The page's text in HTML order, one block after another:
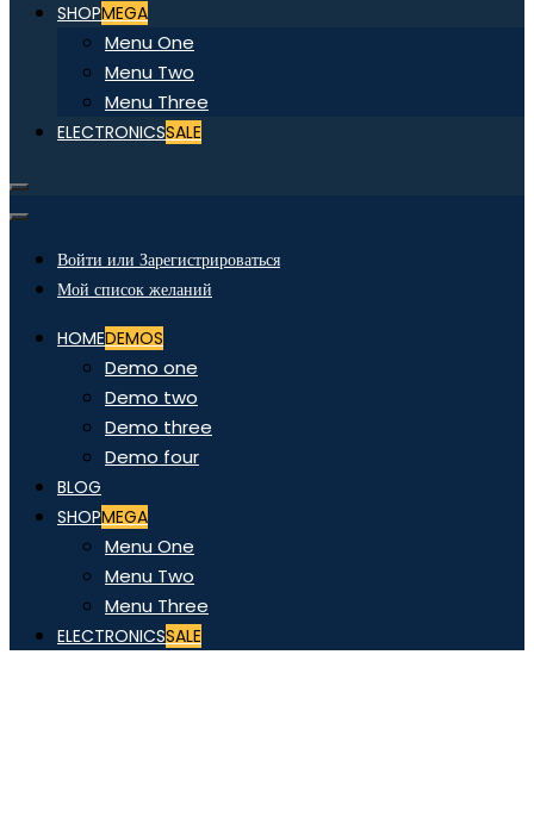
SHOPMEGA
Menu One
Menu Two
Menu Three
ELECTRONICSSALE
Войти или Зарегистрироваться
Мой список желаний
HOMEDEMOS
Demo one
Demo two
Demo three
Demo four
BLOG
SHOPMEGA
Menu One
Menu Two
Menu Three
ELECTRONICSSALE